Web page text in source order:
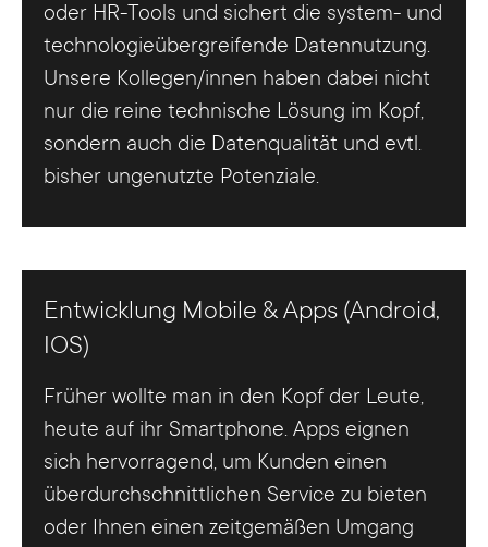
oder HR-Tools und sichert die system- und
technologieübergreifende Datennutzung.
Unsere Kollegen/innen haben dabei nicht
nur die reine technische Lösung im Kopf,
sondern auch die Datenqualität und evtl.
bisher ungenutzte Potenziale.
Entwicklung Mobile & Apps (Android,
IOS)
Früher wollte man in den Kopf der Leute,
heute auf ihr Smartphone. Apps eignen
sich hervorragend, um Kunden einen
überdurchschnittlichen Service zu bieten
oder Ihnen einen zeitgemäßen Umgang